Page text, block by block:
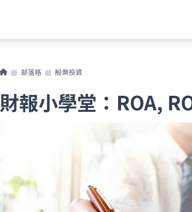
部落格 股票投資
財報小學堂：ROA,